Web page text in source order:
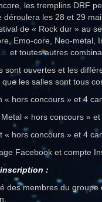
les tremplins DRF
déroulera les 28 et 29
de « Rock dur » au
Emo-core, Neo-metal,
et toutes autres
sont ouvertes et les
que les salles sont tous
« hors concours » et 4
« hors concours »
« hors concours » et 4
Facebook et compte
:
des membres du